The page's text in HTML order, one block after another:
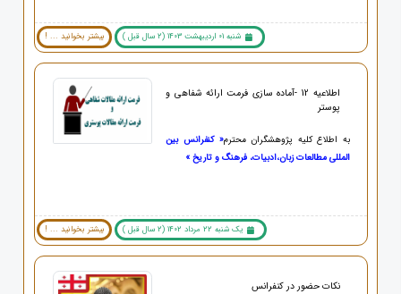
شنبه 01 اردیبهشت 1403 (2 سال قبل ) بیشتر بخوانید ... !
اطلاعیه 12 -آماده سازی فرمت ارائه شفاهی و
پوستر
به اطلاع کلیه پژوهشگران محترم«کنفرانس بین
المللی مطالعات زبان،ادبیات، فرهنگ و تاریخ »
یک شنبه 22 مرداد 1402 (2 سال قبل ) بیشتر بخوانید ... !
نکات حضور در کنفرانس